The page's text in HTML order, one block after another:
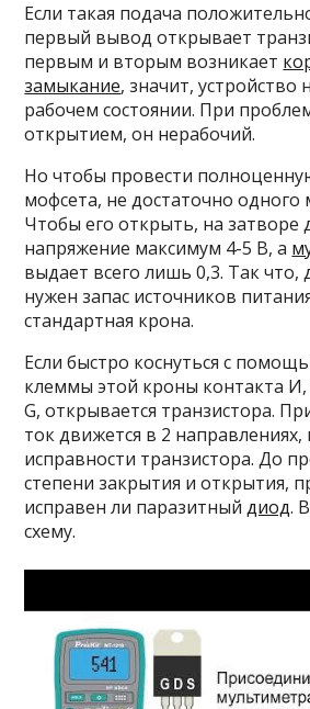
Если такая подача
первый вывод открывает
первым и вторым возникает
замыкание, значит, устройство
рабочем состоянии. При
открытием, он нерабочий.
Но чтобы провести
мофсета, не достаточно одного
Чтобы его открыть, на затворе
напряжение максимум 4-5 В, а
выдает всего лишь 0,3. Так что,
нужен запас источников
стандартная крона.
Если быстро коснуться с
клеммы этой кроны контакта
G, открывается транзистора.
ток движется в 2
исправности транзистора. До
степени закрытия и открытия,
исправен ли паразитныйдиод.
схему.